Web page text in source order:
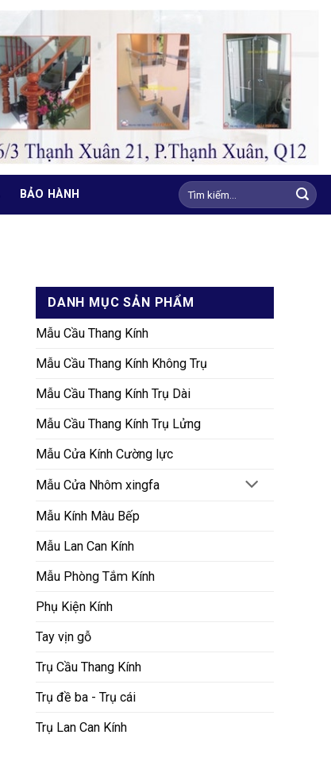
BẢO HÀNH
Tìm
kiếm:
DANH MỤC SẢN PHẨM
Mẫu Cầu Thang Kính
Mẫu Cầu Thang Kính Không Trụ
Mẫu Cầu Thang Kính Trụ Dài
Mẫu Cầu Thang Kính Trụ Lửng
Mẫu Cửa Kính Cường lực
Mẫu Cửa Nhôm xingfa
Mẫu Kính Màu Bếp
Mẫu Lan Can Kính
Mẫu Phòng Tắm Kính
Phụ Kiện Kính
Tay vịn gỗ
Trụ Cầu Thang Kính
Trụ đề ba - Trụ cái
Trụ Lan Can Kính